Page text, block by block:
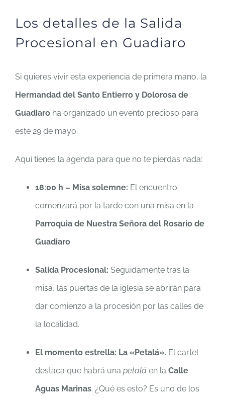
Los detalles de la Salida
Procesional en Guadiaro
Si quieres vivir esta experiencia de primera mano, la
Hermandad del Santo Entierro y Dolorosa de
Guadiaro ha organizado un evento precioso para
este 29 de mayo.
Aquí tienes la agenda para que no te pierdas nada:
18:00 h – Misa solemne: El encuentro
comenzará por la tarde con una misa en la
Parroquia de Nuestra Señora del Rosario de
Guadiaro.
Salida Procesional: Seguidamente tras la
misa, las puertas de la iglesia se abrirán para
dar comienzo a la procesión por las calles de
la localidad.
El momento estrella: La «Petalá». El cartel
destaca que habrá una petalá en la Calle
Aguas Marinas. ¿Qué es esto? Es uno de los